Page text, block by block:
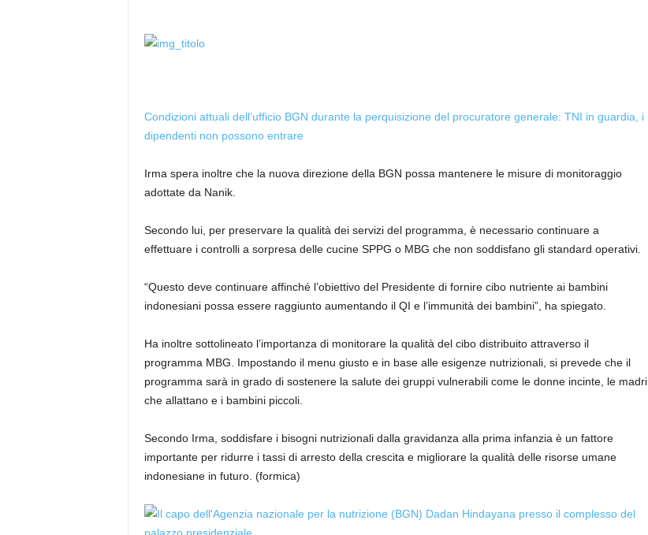
Condizioni attuali dell’ufficio BGN durante la perquisizione del procuratore generale: TNI in guardia, i
dipendenti non possono entrare
Irma spera inoltre che la nuova direzione della BGN possa mantenere le misure di monitoraggio
adottate da Nanik.
Secondo lui, per preservare la qualità dei servizi del programma, è necessario continuare a
effettuare i controlli a sorpresa delle cucine SPPG o MBG che non soddisfano gli standard operativi.
“Questo deve continuare affinché l’obiettivo del Presidente di fornire cibo nutriente ai bambini
indonesiani possa essere raggiunto aumentando il QI e l’immunità dei bambini”, ha spiegato.
Ha inoltre sottolineato l’importanza di monitorare la qualità del cibo distribuito attraverso il
programma MBG. Impostando il menu giusto e in base alle esigenze nutrizionali, si prevede che il
programma sarà in grado di sostenere la salute dei gruppi vulnerabili come le donne incinte, le madri
che allattano e i bambini piccoli.
Secondo Irma, soddisfare i bisogni nutrizionali dalla gravidanza alla prima infanzia è un fattore
importante per ridurre i tassi di arresto della crescita e migliorare la qualità delle risorse umane
indonesiane in futuro. (formica)